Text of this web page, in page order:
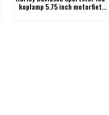
koplamp 5.75 inch motorfiets